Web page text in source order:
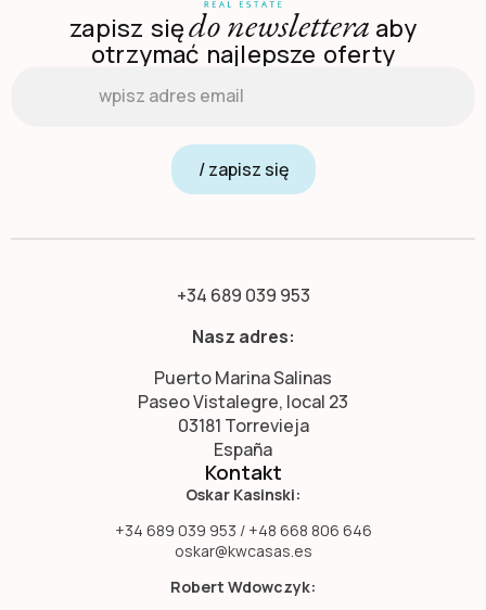
zapisz siędo newslettera aby
otrzymać najlepsze oferty
/ zapisz się
+34 689 039 953
Nasz adres:
Puerto Marina Salinas
Paseo Vistalegre, local 23
03181 Torrevieja
España
Kontakt
Oskar Kasinski:
+34 689 039 953 / +48 668 806 646
oskar@kwcasas.es
Robert Wdowczyk: